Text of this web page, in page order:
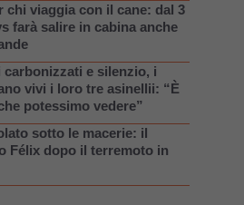
chi viaggia con il cane: dal 3
farà salire in cabina anche
carbonizzati e silenzio, i
vivi i loro tre asinellii: “È
potessimo vedere”
sotto le macerie: il
Félix dopo il terremoto in